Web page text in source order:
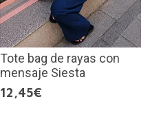
Tote bag de rayas con
mensaje Siesta
12,45€